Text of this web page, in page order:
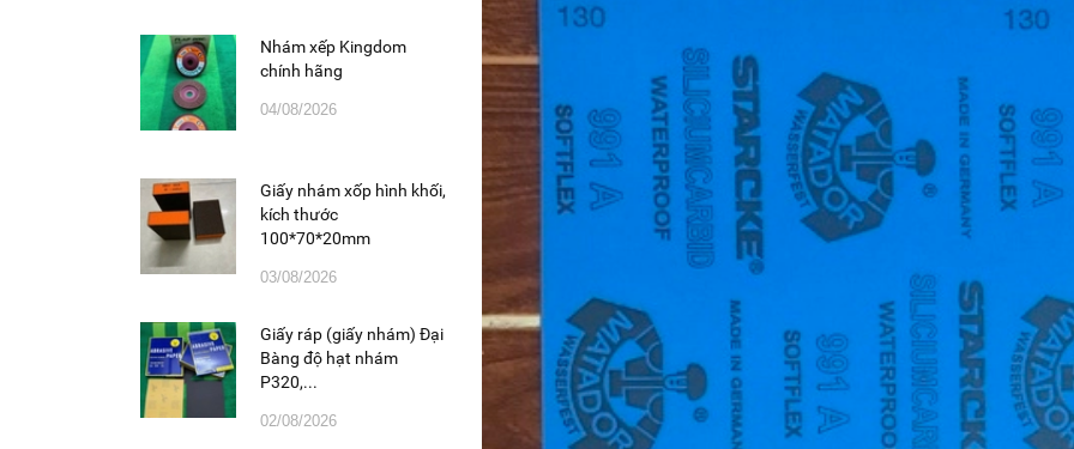
Nhám xếp Kingdom
chính hãng
04/08/2026
Giấy nhám xốp hình khối,
kích thước
100*70*20mm
03/08/2026
Giấy ráp (giấy nhám) Đại
Bàng độ hạt nhám
P320,...
02/08/2026
Nhám trụ carem
31/07/2026
Giấy nhám P320
(Cw320) Đại Bàng, kích
thước 230...
Vải ráp con Ó Hawk,
nhập khẩu Hàn Quốc
29/07/2026
tờ A4
27/07/2026
Nhám xốp hạ cam, độ
nhám P120, kích thước
25/07/2026
Nhám xốp dạng tấm to
P1000, kích thước
530mm x ...
23/07/2026